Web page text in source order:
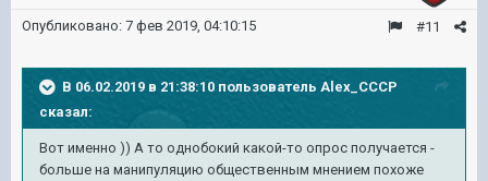
#11
Опубликовано: 7 фев 2019, 04:10:15
В 06.02.2019 в 21:38:10 пользователь Alex_CCCP
сказал:
Вот именно )) А то однобокий какой-то опрос получается -
больше на манипуляцию общественным мнением похоже